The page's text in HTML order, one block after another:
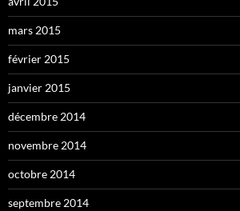
mars 2015
février 2015
janvier 2015
décembre 2014
novembre 2014
octobre 2014
septembre 2014